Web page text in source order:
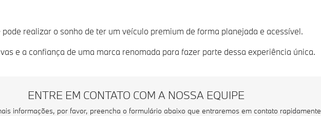
realizar o sonho de ter um veículo premium de forma planejada e acessível.
e a confiança de uma marca renomada para fazer parte dessa experiência única.
ENTRE EM CONTATO COM A NOSSA EQUIPE
informações, por favor, preencha o formulário abaixo que entraremos em contato rapidamente